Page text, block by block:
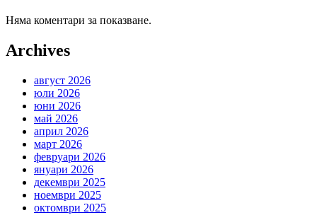
Няма коментари за показване.
Archives
август 2026
юли 2026
юни 2026
май 2026
април 2026
март 2026
февруари 2026
януари 2026
декември 2025
ноември 2025
октомври 2025